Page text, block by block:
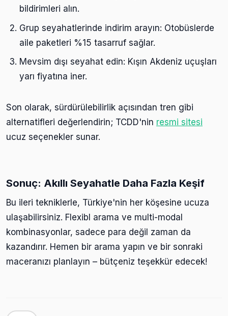
bildirimleri alın.
Grup seyahatlerinde indirim arayın: Otobüslerde
aile paketleri %15 tasarruf sağlar.
Mevsim dışı seyahat edin: Kışın Akdeniz uçuşları
yarı fiyatına iner.
Son olarak, sürdürülebilirlik açısından tren gibi
alternatifleri değerlendirin; TCDD'nin resmi sitesi
ucuz seçenekler sunar.
Sonuç: Akıllı Seyahatle Daha Fazla Keşif
Bu ileri tekniklerle, Türkiye'nin her köşesine ucuza
ulaşabilirsiniz. Flexibl arama ve multi-modal
kombinasyonlar, sadece para değil zaman da
kazandırır. Hemen bir arama yapın ve bir sonraki
maceranızı planlayın – bütçeniz teşekkür edecek!